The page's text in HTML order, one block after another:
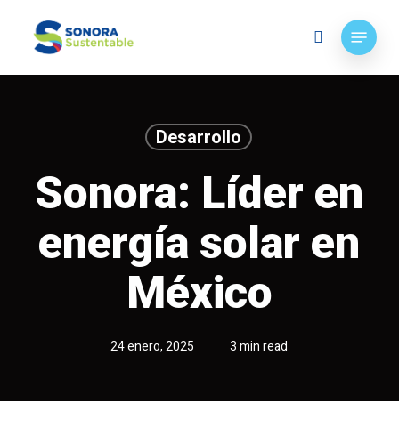
content
search
Menu
Desarrollo
Sonora: Líder en
energía solar en
México
24 enero, 2025 3 min read